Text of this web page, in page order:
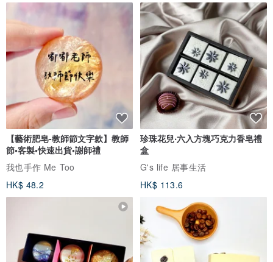
【藝術肥皂-教師節文字款】教師
節•客製•快速出貨•謝師禮
我也手作 Me Too
HK$ 48.2
珍珠花兒‧六入方塊巧克力香皂禮
盒
G's life 居事生活
HK$ 113.6